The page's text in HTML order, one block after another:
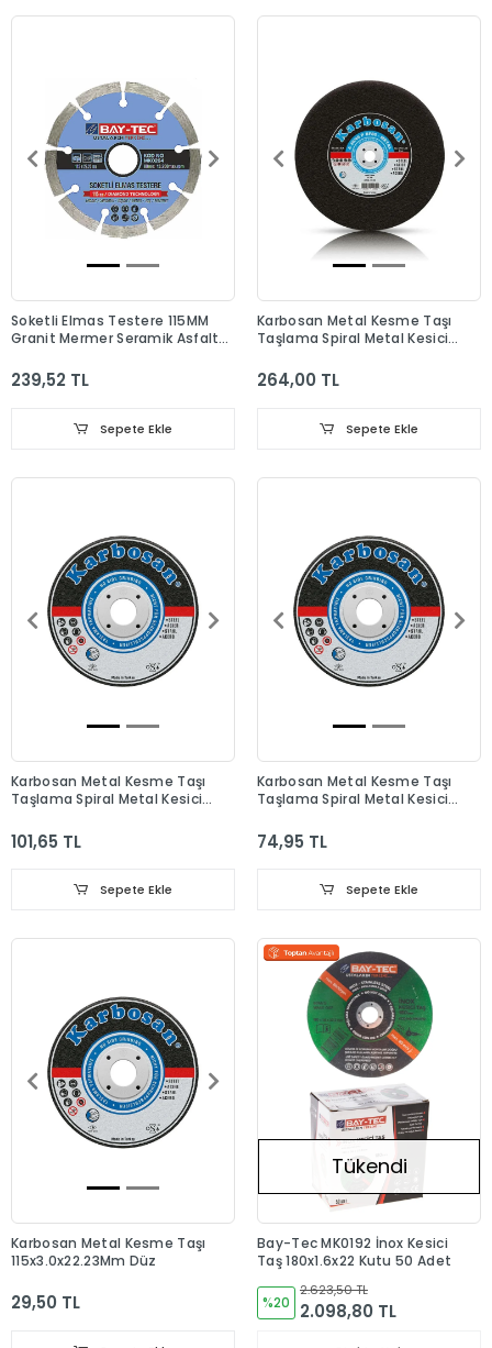
Soketli Elmas Testere 115MM
Granit Mermer Seramik Asfalt
239,52 TL
Sepete Ekle
Karbosan Metal Kesme Taşı
Taşlama Spiral Metal Kesici
264,00 TL
Sepete Ekle
Karbosan Metal Kesme Taşı
Taşlama Spiral Metal Kesici
101,65 TL
Sepete Ekle
Karbosan Metal Kesme Taşı
Taşlama Spiral Metal Kesici
74,95 TL
Sepete Ekle
Karbosan Metal Kesme Taşı
115x3.0x22.23Mm Düz
29,50 TL
Tükendi
Bay-Tec MK0192 İnox Kesici
Taş 180x1.6x22 Kutu 50 Adet
%20
2.623,50 TL
2.098,80 TL